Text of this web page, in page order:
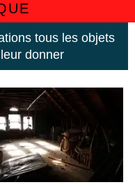
tous les objets
donner